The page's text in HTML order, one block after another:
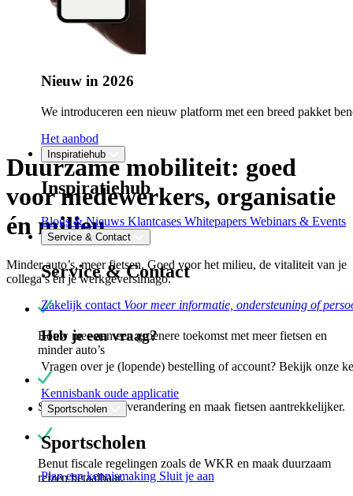
Nieuw in 2026
We introduceren een nieuw platform met een breed pakket
Het aanbod
Inspiratiehub
Inspiratiehub
Blogs & Nieuws Klantcases Whitepapers Webinars & Events
Service & Contact
Service & Contact
Zakelijk contact Voor meer informatie, ondersteuning of
Heb je een vraag?
Vragen over je (lopende) bestelling of account? Bekijk onze
Kennisbank oude applicatie
Sportscholen
Sportscholen
Plan een kennismaking Sluit je aan
Duurzame mobiliteit: goed
voor medewerkers, organisatie
én milieu
Minder auto’s, meer fietsen. Goed voor het milieu, de vitaliteit van je
collega’s én je werkgeversimago.
Bouw mee aan een groenere toekomst met meer fietsen en
minder auto’s
Stimuleer gedragsverandering en maak fietsen aantrekkelijker.
Benut fiscale regelingen zoals de WKR en maak duurzaam
reizen betaalbaar.